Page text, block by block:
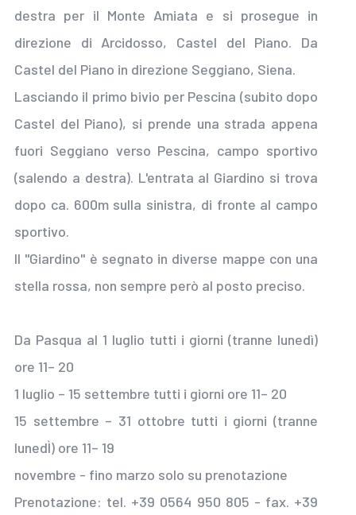
destra per il Monte Amiata e si prosegue in
direzione di Arcidosso, Castel del Piano. Da
Castel del Piano in direzione Seggiano, Siena.
Lasciando il primo bivio per Pescina (subito dopo
Castel del Piano), si prende una strada appena
fuori Seggiano verso Pescina, campo sportivo
(salendo a destra). L'entrata al Giardino si trova
dopo ca. 600m sulla sinistra, di fronte al campo
sportivo.
Il "Giardino" è segnato in diverse mappe con una
stella rossa, non sempre però al posto preciso.
Da Pasqua al 1 luglio tutti i giorni (tranne lunedì)
ore 11– 20
1 luglio – 15 settembre tutti i giorni ore 11– 20
15 settembre – 31 ottobre tutti i giorni (tranne
lunedÌ) ore 11– 19
novembre - fino marzo solo su prenotazione
Prenotazione: tel. +39 0564 950 805 - fax. +39